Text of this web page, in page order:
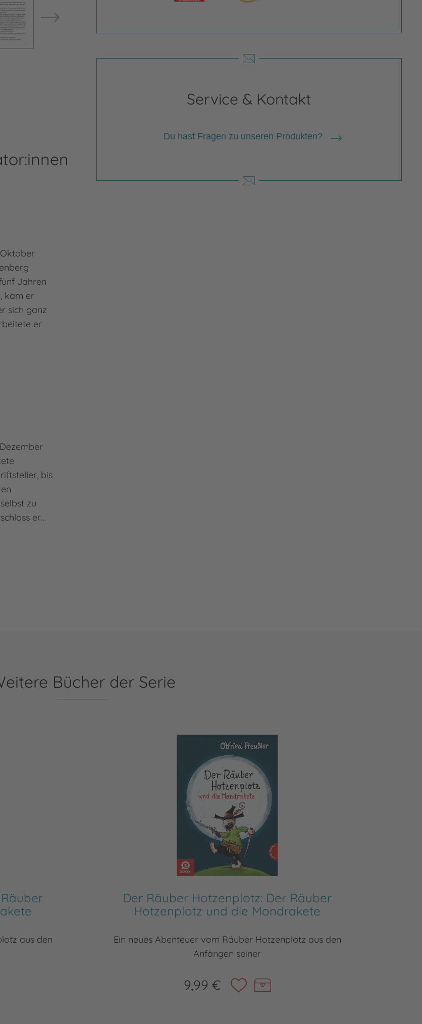
Service & Kontakt
Du hast Fragen zu unseren Produkten?
Jahren
kam er
sich ganz
er
bis
zu
er…
Bücher der Serie
aus den
Der Räuber Hotzenplotz: Der Räuber
Hotzenplotz und die Mondrakete
Ein neues Abenteuer vom Räuber Hotzenplotz aus den
Anfängen seiner
9,99 €